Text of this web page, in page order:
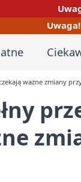
ważne zmiany